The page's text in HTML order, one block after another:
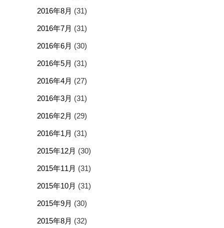
2016年8月 (31)
2016年7月 (31)
2016年6月 (30)
2016年5月 (31)
2016年4月 (27)
2016年3月 (31)
2016年2月 (29)
2016年1月 (31)
2015年12月 (30)
2015年11月 (31)
2015年10月 (31)
2015年9月 (30)
2015年8月 (32)